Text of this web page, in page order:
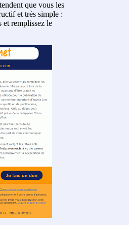
que vous les
et très simple :
et remplissez le